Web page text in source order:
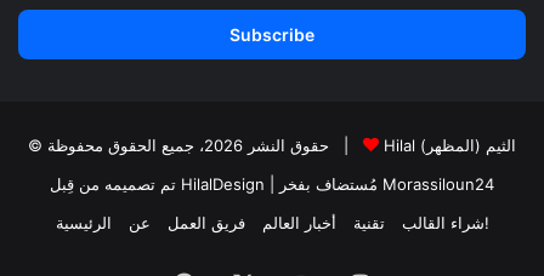
Email
Hilal الثيم (المظهر)
تم تصميمه من قِبل HilalDesign
Morassiloun24
الرئيسية
عن فريق العمل أخبار العالم تقنية شراء القالب!